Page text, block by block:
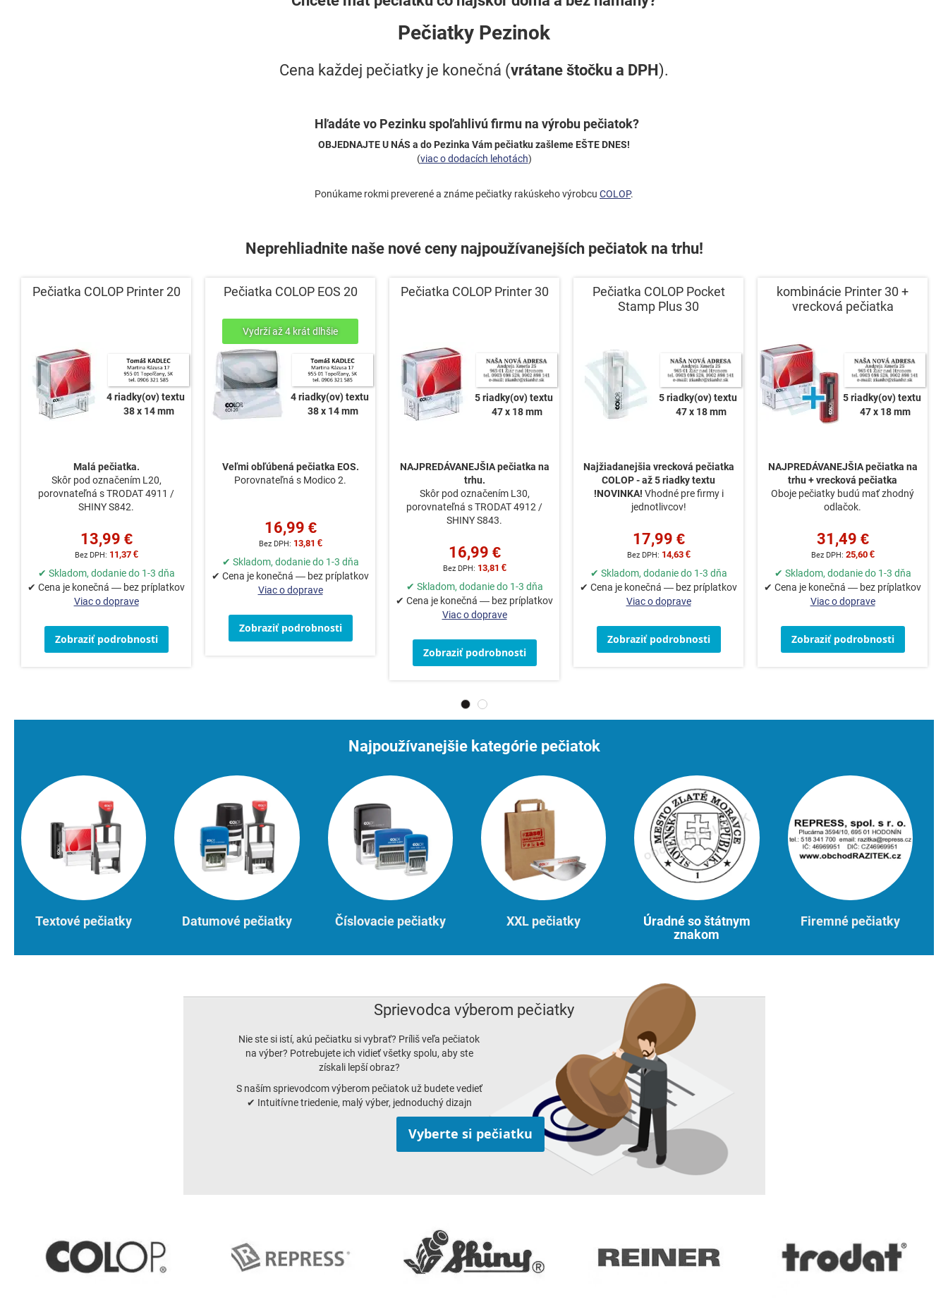
Pečiatky Pezinok
Cena každej pečiatky je konečná (vrátane štočku a DPH).
Hľadáte vo Pezinku spoľahlivú firmu na výrobu pečiatok?
OBJEDNAJTE U NÁS a do Pezinka Vám pečiatku zašleme EŠTE DNES!
(viac o dodacích lehotách)
Ponúkame rokmi preverené a známe pečiatky rakúskeho výrobcu COLOP.
Neprehliadnite naše nové ceny najpoužívanejších pečiatok na trhu!
Pečiatka COLOP Printer 20
4 riadky(ov) textu
38 x 14 mm
Malá pečiatka.
Skôr pod označením L20,
porovnateľná s TRODAT 4911 /
SHINY S842.
13,99 €
11,37 €
✔ Skladom, dodanie do 1-3 dňa
✔ Cena je konečná — bez príplatkov
Viac o doprave
Zobraziť podrobnosti
Pečiatka COLOP EOS 20
4 riadky(ov) textu
38 x 14 mm
Veľmi obľúbená pečiatka EOS.
Porovnateľná s Modico 2.
16,99 €
13,81 €
✔ Skladom, dodanie do 1-3 dňa
✔ Cena je konečná — bez príplatkov
Viac o doprave
Zobraziť podrobnosti
Pečiatka COLOP Printer 30
5 riadky(ov) textu
47 x 18 mm
NAJPREDÁVANEJŠIA pečiatka na
trhu.
Skôr pod označením L30,
porovnateľná s TRODAT 4912 /
SHINY S843.
16,99 €
13,81 €
✔ Skladom, dodanie do 1-3 dňa
✔ Cena je konečná — bez príplatkov
Viac o doprave
Zobraziť podrobnosti
Pečiatka COLOP Pocket
Stamp Plus 30
5 riadky(ov) textu
47 x 18 mm
Najžiadanejšia vrecková pečiatka
COLOP - až 5 riadky textu
!NOVINKA! Vhodné pre firmy i
jednotlivcov!
17,99 €
14,63 €
✔ Skladom, dodanie do 1-3 dňa
✔ Cena je konečná — bez príplatkov
Viac o doprave
Zobraziť podrobnosti
kombinácie Printer 30 +
vrecková pečiatka
5 riadky(ov) textu
47 x 18 mm
NAJPREDÁVANEJŠIA pečiatka na
trhu +vrecková pečiatka
Oboje pečiatky budú mať zhodný
odlačok.
31,49 €
25,60 €
✔ Skladom, dodanie do 1-3 dňa
✔ Cena je konečná — bez príplatkov
Viac o doprave
Zobraziť podrobnosti
Najpoužívanejšie kategórie pečiatok
Textové pečiatky Datumové pečiatky Číslovacie pečiatky XXL pečiatky
Úradné so štátnym
znakom
Firemné pečiatky
Sprievodca výberom pečiatky
Nie ste si istí, akú pečiatku si vybrať? Príliš veľa pečiatok
na výber? Potrebujete ich vidieť všetky spolu, aby ste
získali lepší obraz?
S naším sprievodcom výberom pečiatok už budete vedieť
✔ Intuitívne triedenie, malý výber, jednoduchý dizajn
Vyberte si pečiatku